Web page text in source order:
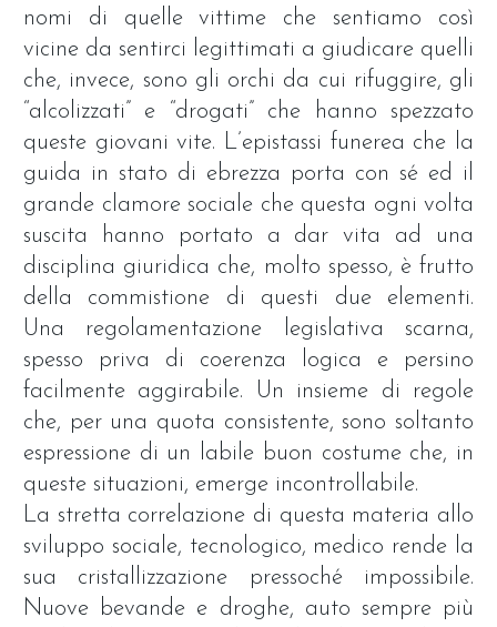
nomi di quelle vittime che sentiamo così
vicine da sentirci legittimati a giudicare quelli
che, invece, sono gli orchi da cui rifuggire, gli
“alcolizzati” e “drogati” che hanno spezzato
queste giovani vite. L’epistassi funerea che la
guida in stato di ebrezza porta con sé ed il
grande clamore sociale che questa ogni volta
suscita hanno portato a dar vita ad una
disciplina giuridica che, molto spesso, è frutto
della commistione di questi due elementi.
Una regolamentazione legislativa scarna,
spesso priva di coerenza logica e persino
facilmente aggirabile. Un insieme di regole
che, per una quota consistente, sono soltanto
espressione di un labile buon costume che, in
queste situazioni, emerge incontrollabile.
La stretta correlazione di questa materia allo
sviluppo sociale, tecnologico, medico rende la
sua cristallizzazione pressoché impossibile.
Nuove bevande e droghe, auto sempre più